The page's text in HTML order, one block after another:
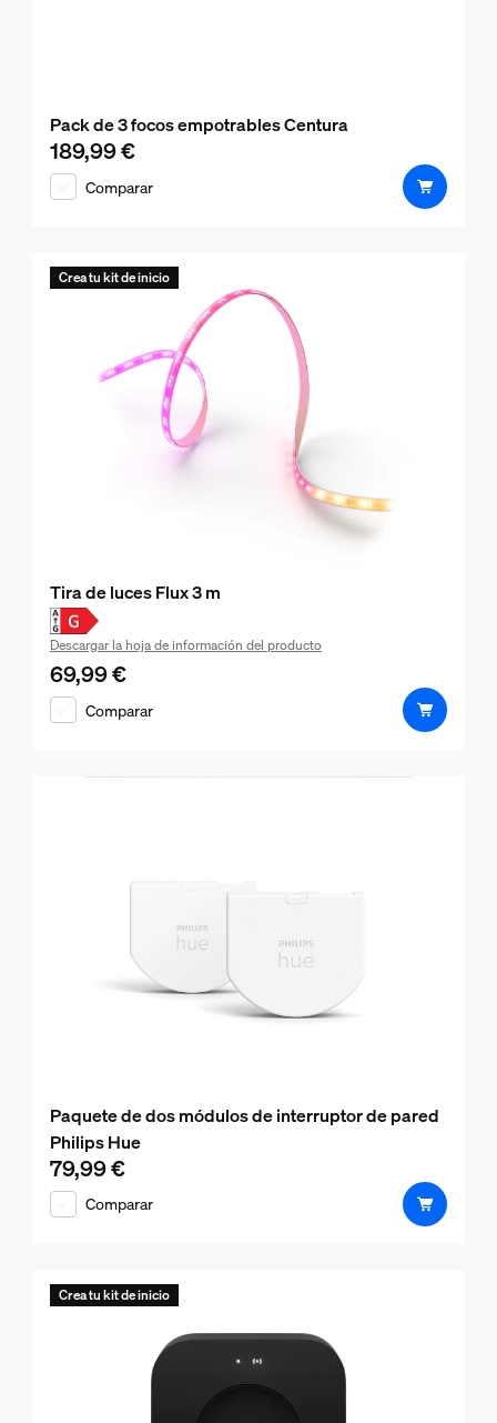
Pack de 3 focos empotrables Centura
El precio actual es 189,99 €
189,99 €
Comparar
Crea tu kit de inicio
Tira de luces Flux 3 m
Descargar la hoja de información del producto
El precio actual es 69,99 €
69,99 €
Comparar
Paquete de dos módulos de interruptor de pared
Philips Hue
El precio actual es 79,99 €
79,99 €
Comparar
Crea tu kit de inicio